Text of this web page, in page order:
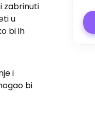
zabrinuti
u
bi ih
i
bi